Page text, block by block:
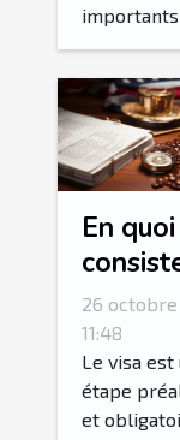
En quoi
de
ESTA ?
26 octobre
11:48
Le visa est
étape
et